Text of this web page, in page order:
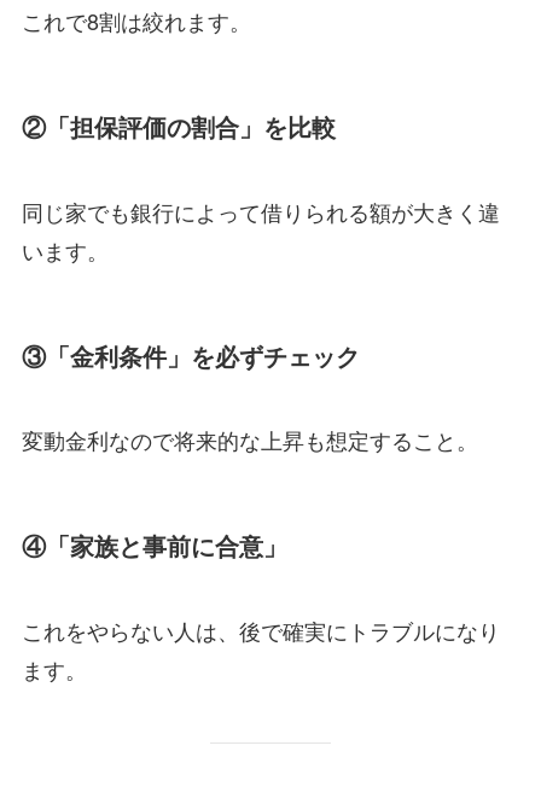
これで8割は絞れます。
②「担保評価の割合」を比較
同じ家でも銀行によって借りられる額が大きく違
います。
③「金利条件」を必ずチェック
変動金利なので将来的な上昇も想定すること。
④「家族と事前に合意」
これをやらない人は、後で確実にトラブルになり
ます。